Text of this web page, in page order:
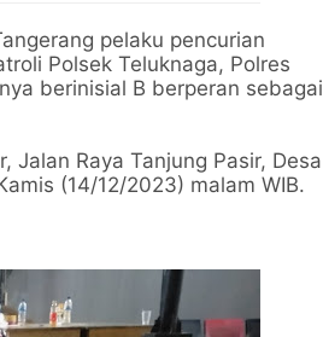
pelaku pencurian
Polsek Teluknaga, Polres
berinisial B berperan sebagai
Jalan Raya Tanjung Pasir, Desa
(14/12/2023) malam WIB.